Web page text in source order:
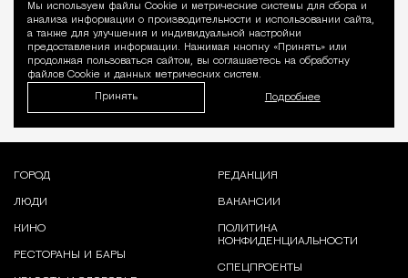
Уведомление
Мы используем файлы Сookie и метрические системы для сбора и
анализа информации о производительности и использовании сайта,
а также для улучшения и индивидуальной настройки
предоставления информации. Нажимая кнопку «Принять» или
продолжая пользоваться сайтом, вы соглашаетесь на обработку
файлов Cookie и данных метрических систем.
Принять Подробнее
ГОРОД
ЛЮДИ
КИНО
РЕСТОРАНЫ И БАРЫ
РЕДАКЦИЯ
ВАКАНСИИ
ПОЛИТИКА
КОНФИДЕНЦИАЛЬНОСТИ
СПЕЦПРОЕКТЫ